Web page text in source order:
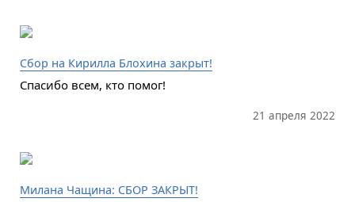
Сбор на Кирилла Блохина закрыт!
Спасибо всем, кто помог!
21 апреля 2022
Милана Чащина: СБОР ЗАКРЫТ!